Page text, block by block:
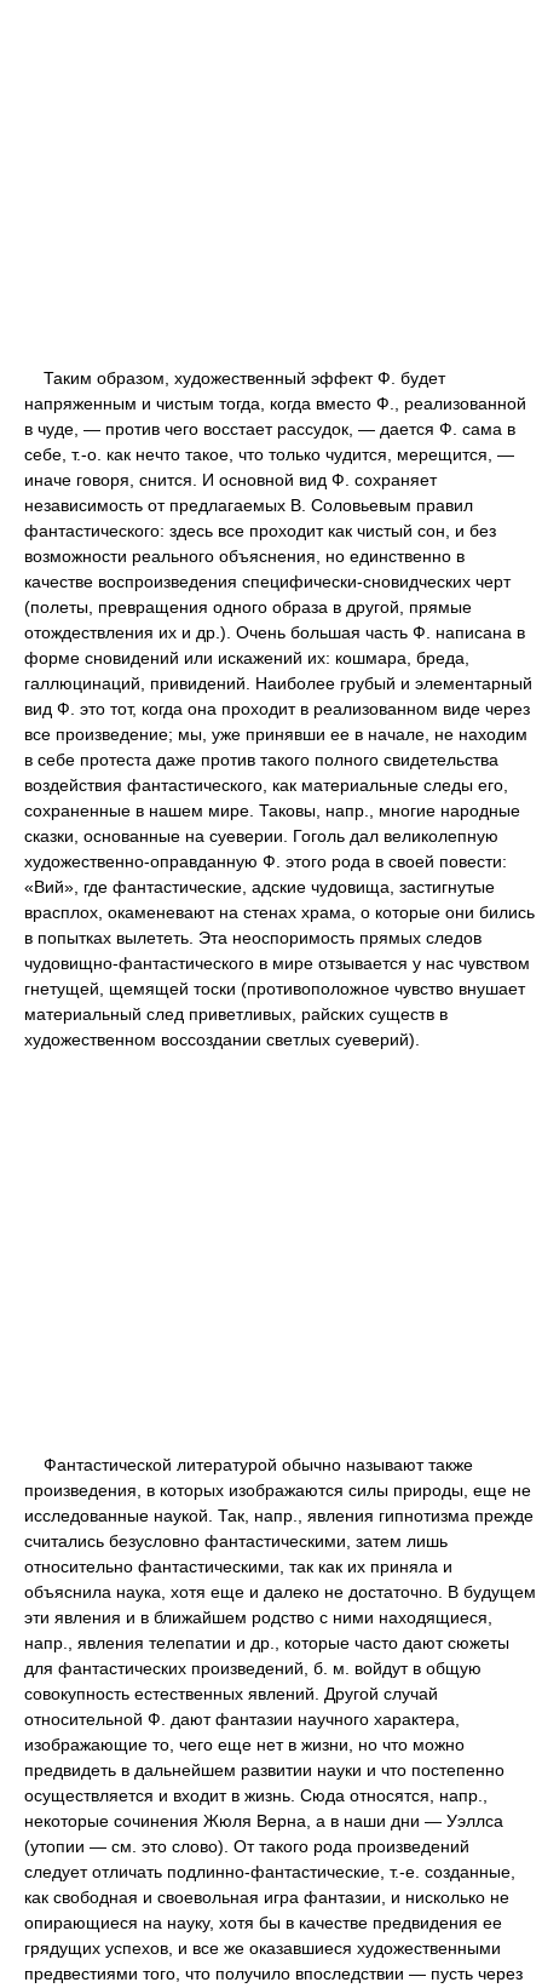
Таким образом, художественный эффект Ф. будет
напряженным и чистым тогда, когда вместо Ф., реализованной
в чуде, — против чего восстает рассудок, — дается Ф. сама в
себе, т.-о. как нечто такое, что только чудится, мерещится, —
иначе говоря, снится. И основной вид Ф. сохраняет
независимость от предлагаемых В. Соловьевым правил
фантастического: здесь все проходит как чистый сон, и без
возможности реального объяснения, но единственно в
качестве воспроизведения специфически-сновидческих черт
(полеты, превращения одного образа в другой, прямые
отождествления их и др.). Очень большая часть Ф. написана в
форме сновидений или искажений их: кошмара, бреда,
галлюцинаций, привидений. Наиболее грубый и элементарный
вид Ф. это тот, когда она проходит в реализованном виде через
все произведение; мы, уже принявши ее в начале, не находим
в себе протеста даже против такого полного свидетельства
воздействия фантастического, как материальные следы его,
сохраненные в нашем мире. Таковы, напр., многие народные
сказки, основанные на суеверии. Гоголь дал великолепную
художественно-оправданную Ф. этого рода в своей повести:
«Вий», где фантастические, адские чудовища, застигнутые
врасплох, окаменевают на стенах храма, о которые они бились
в попытках вылететь. Эта неоспоримость прямых следов
чудовищно-фантастического в мире отзывается у нас чувством
гнетущей, щемящей тоски (противоположное чувство внушает
материальный след приветливых, райских существ в
художественном воссоздании светлых суеверий).
Фантастической литературой обычно называют также
произведения, в которых изображаются силы природы, еще не
исследованные наукой. Так, напр., явления гипнотизма прежде
считались безусловно фантастическими, затем лишь
относительно фантастическими, так как их приняла и
объяснила наука, хотя еще и далеко не достаточно. В будущем
эти явления и в ближайшем родство с ними находящиеся,
напр., явления телепатии и др., которые часто дают сюжеты
для фантастических произведений, б. м. войдут в общую
совокупность естественных явлений. Другой случай
относительной Ф. дают фантазии научного характера,
изображающие то, чего еще нет в жизни, но что можно
предвидеть в дальнейшем развитии науки и что постепенно
осуществляется и входит в жизнь. Сюда относятся, напр.,
некоторые сочинения Жюля Верна, а в наши дни — Уэллса
(утопии — см. это слово). От такого рода произведений
следует отличать подлинно-фантастические, т.-е. созданные,
как свободная и своевольная игра фантазии, и нисколько не
опирающиеся на науку, хотя бы в качестве предвидения ее
грядущих успехов, и все же оказавшиеся художественными
предвестиями того, что получило впоследствии — пусть через